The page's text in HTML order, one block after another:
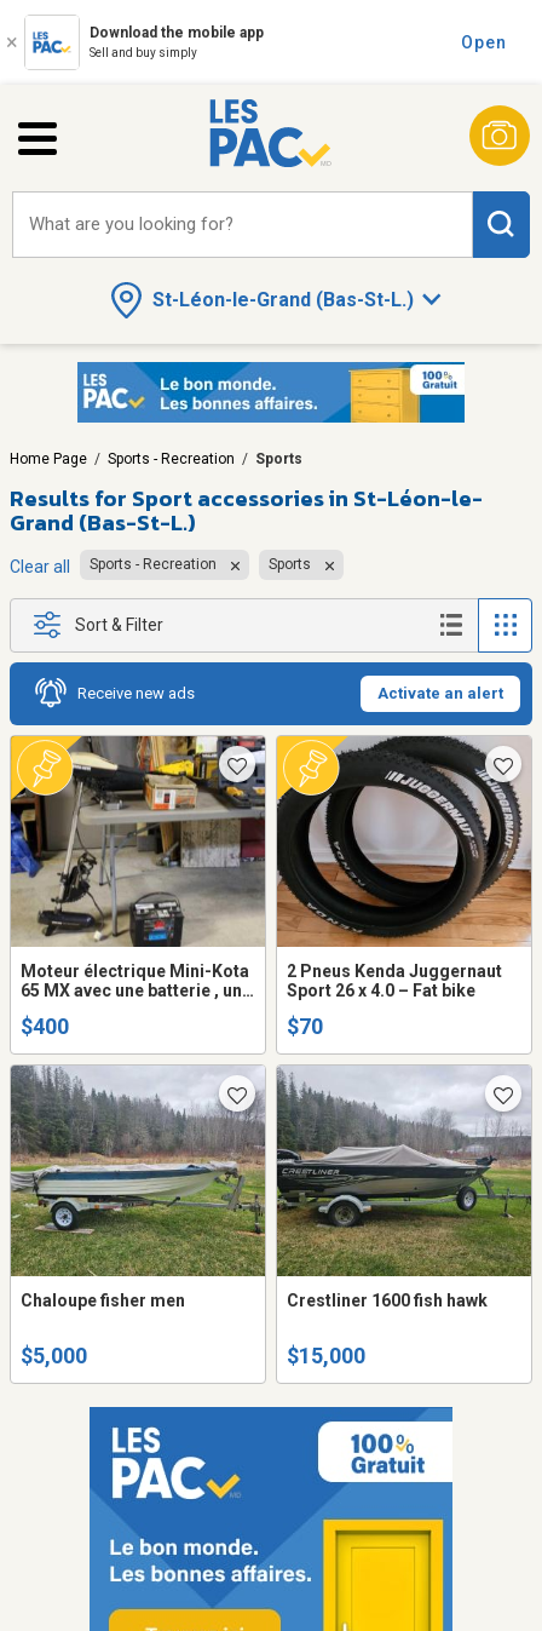
Download the mobile app
Sell and buy simply
Open
St-Léon-le-Grand (Bas-St-L.)
What are you looking for?
Home Page / Sports - Recreation / Sports
Results for Sport accessories in St-Léon-le-
Grand (Bas-St-L.)
Clear all Sports - Recreation Sports
Sort & Filter
Receive new ads Activate an alert
Moteur électrique Mini-Kota
65 MX avec une batterie , une
sécuritaire
$400
2 Pneus Kenda Juggernaut
Sport 26 x 4.0 – Fat bike
$70
Chaloupe fisher men
$5,000
Crestliner 1600 fish hawk
$15,000